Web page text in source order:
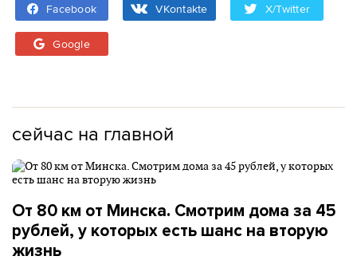
Facebook VKontakte X/Twitter
Google
сейчас на главной
От 80 км от Минска. Смотрим дома за 45
рублей, у которых есть шанс на вторую
жизнь